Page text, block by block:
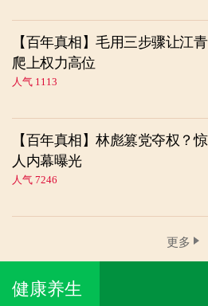
【百年真相】毛用三步骤让江青
爬上权力高位
人气 1113
【百年真相】林彪篡党夺权？惊
人内幕曝光
人气 7246
更多
健康养生